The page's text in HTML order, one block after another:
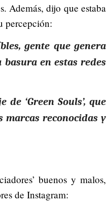
Además, dijo que estaba
percepción:
gente que genera
en estas redes
‘Green Souls’, que
marcas reconocidas y
buenos y malos,
de Instagram: